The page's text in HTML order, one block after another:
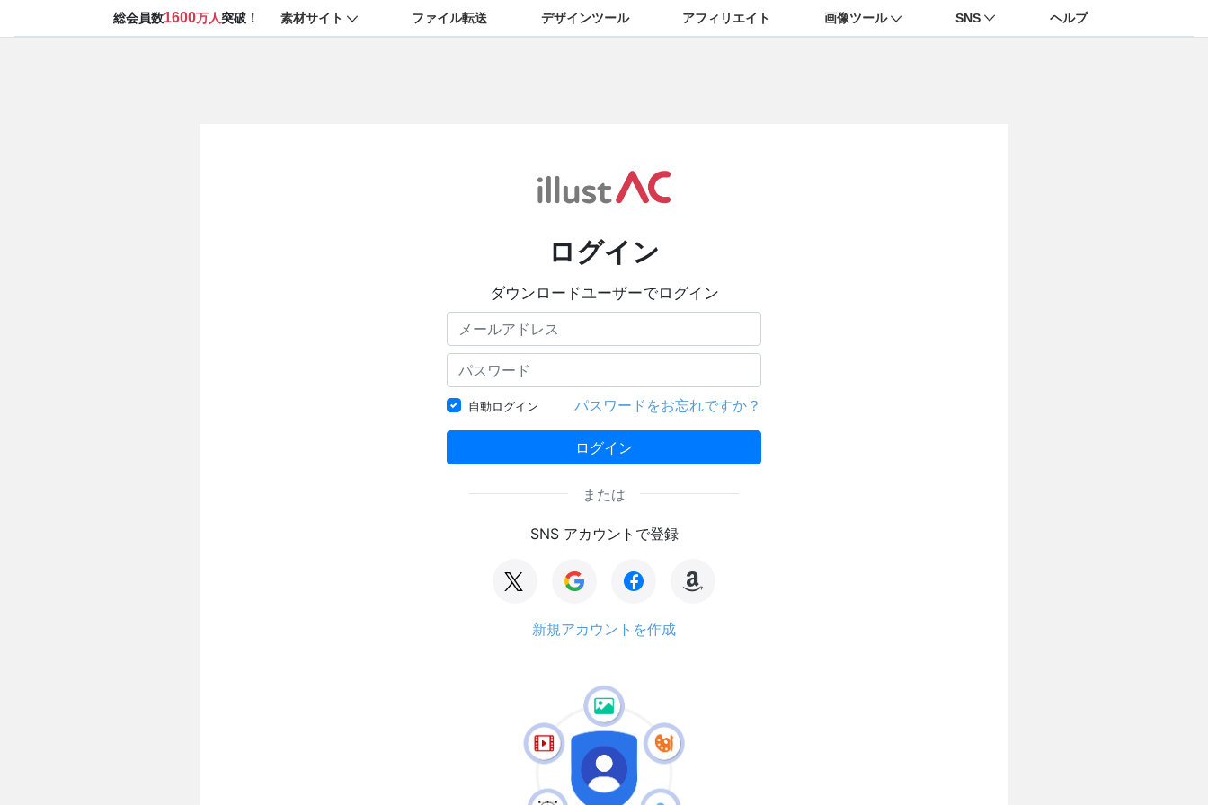
総会員数1600万人突破！ 素材サイト ファイル転送 デザインツール アフィリエイト 画像ツール SNS ヘルプ
ログイン
ダウンロードユーザーでログイン
自動ログイン パスワードをお忘れですか？
ログイン
または
SNS アカウントで登録
新規アカウントを作成